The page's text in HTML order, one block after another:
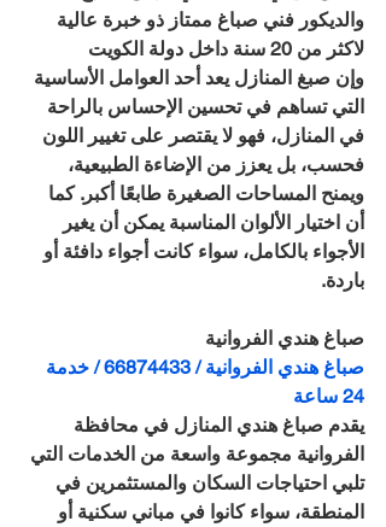
والديكور فني صباغ ممتاز ذو خبرة عالية
لاكثر من 20 سنة داخل دولة الكويت
وإن صبغ المنازل يعد أحد العوامل الأساسية
التي تساهم في تحسين الإحساس بالراحة
في المنازل، فهو لا يقتصر على تغيير اللون
فحسب، بل يعزز من الإضاءة الطبيعية،
ويمنح المساحات الصغيرة طابعًا أكبر. كما
أن اختيار الألوان المناسبة يمكن أن يغير
الأجواء بالكامل، سواء كانت أجواء دافئة أو
باردة.
صباغ هندي الفروانية
صباغ هندي الفروانية / 66874433 / خدمة
24 ساعة
يقدم صباغ هندي المنازل في محافظة
الفروانية مجموعة واسعة من الخدمات التي
تلبي احتياجات السكان والمستثمرين في
المنطقة، سواء كانوا في مباني سكنية أو